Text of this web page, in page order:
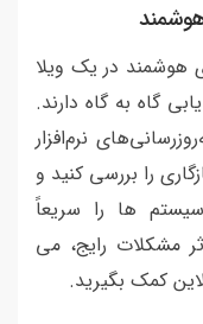
هوشمند در یک ویلا
گاه به گاه دارند.
نرم‌افزار
را بررسی کنید و
ها را سریعاً
مشکلات رایج، می
کمک بگیرید.